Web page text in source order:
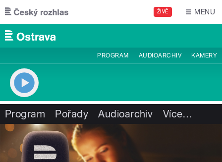
Přejít k hlavnímu obsahu
ŽIVĚ MENU
PROGRAM AUDIOARCHIV KAMERY
Program Pořady Audioarchiv Více…